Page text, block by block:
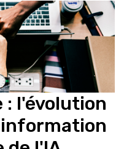
: l'évolution